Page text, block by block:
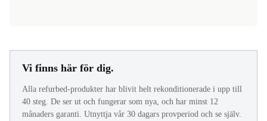
Vi finns här för dig.
Alla refurbed-produkter har blivit helt rekonditionerade i upp till
40 steg. De ser ut och fungerar som nya, och har minst 12
månaders garanti. Utnyttja vår 30 dagars provperiod och se själv.